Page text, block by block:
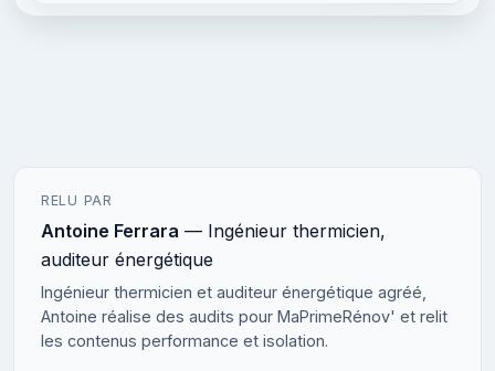
RELU PAR
Antoine Ferrara — Ingénieur thermicien,
auditeur énergétique
Ingénieur thermicien et auditeur énergétique agréé,
Antoine réalise des audits pour MaPrimeRénov' et relit
les contenus performance et isolation.